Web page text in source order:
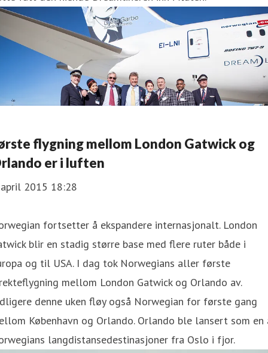
flygning mellom London Gatwick og
er i luften
2015 18:28
fortsetter å ekspandere internasjonalt. London
blir en stadig større base med flere ruter både i
og til USA. I dag tok Norwegians aller første
mellom London Gatwick og Orlando av.
denne uken fløy også Norwegian for første gang
København og Orlando. Orlando ble lansert som en
langdistansedestinasjoner fra Oslo i fjor.